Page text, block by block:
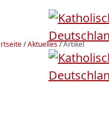
/Aktuelles/Artikel